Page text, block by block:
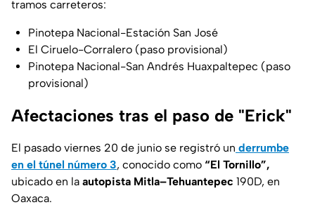
tramos carreteros:
Pinotepa Nacional-Estación San José
El Ciruelo-Corralero (paso provisional)
Pinotepa Nacional-San Andrés Huaxpaltepec (paso
provisional)
Afectaciones tras el paso de "Erick"
El pasado viernes 20 de junio se registró un derrumbe
en el túnel número 3, conocido como “El Tornillo”,
ubicado en la autopista Mitla–Tehuantepec 190D, en
Oaxaca.